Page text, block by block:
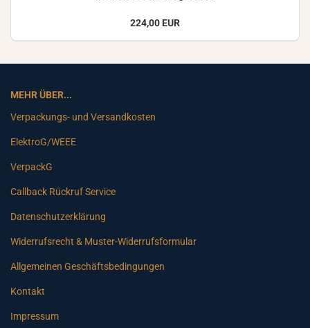
224,00 EUR
MEHR ÜBER...
Verpackungs- und Versandkosten
ElektroG/WEEE
VerpackG
Callback Rückruf Service
Datenschutzerklärung
Widerrufsrecht & Muster-Widerrufsformular
Allgemeinen Geschäftsbedingungen
Kontakt
Impressum